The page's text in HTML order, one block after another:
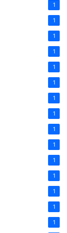
1
1
1
1
1
1
1
1
1
1
1
1
1
1
1